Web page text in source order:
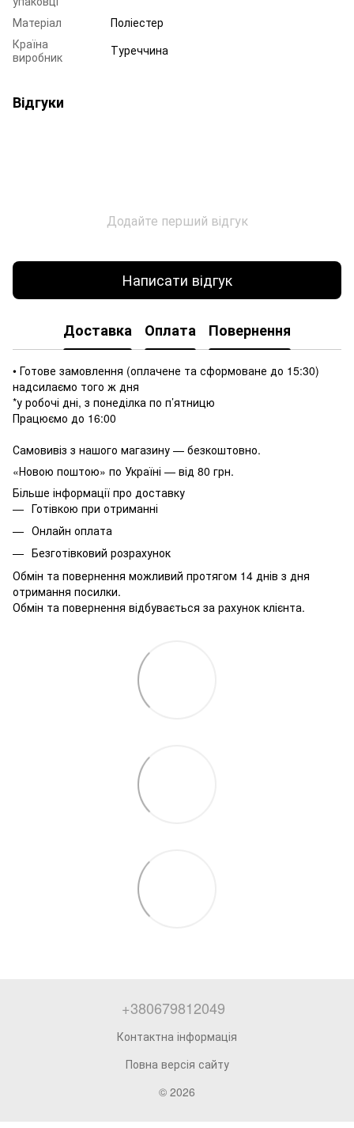
Матеріал
Поліестер
Країна
виробник
Туреччина
Відгуки
Додайте перший відгук
Написати відгук
Доставка Оплата Повернення
• Готове замовлення (оплачене та сформоване до 15:30)
надсилаємо того ж дня
*у робочі дні, з понеділка по п’ятницю
Працюємо до 16:00
Самовивіз з нашого магазину — безкоштовно.
«Новою поштою» по Україні — від 80 грн.
Більше інформації про доставку
Готівкою при отриманні
Онлайн оплата
Безготівковий розрахунок
Обмін та повернення можливий протягом 14 днів з дня
отримання посилки.
Обмін та повернення відбувається за рахунок клієнта.
+380679812049
Контактна інформація
Повна версія сайту
© 2026